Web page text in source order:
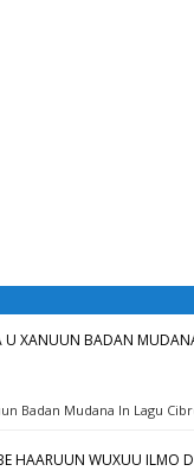
XANUUN BADAN
Badan Mudana In Lagu
HAARUUN WUXUU ILMO